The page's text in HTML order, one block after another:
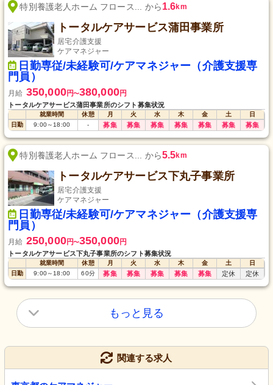
特別養護老人ホーム フロース... から1.6km
トータルケアサービス蒲田事業所
居宅介護支援
ケアマネジャー
日勤専従/未経験可/ケアマネジャー（介護支援専
門員）
月給 350,000円〜380,000円
トータルケアサービス蒲田事業所のシフト募集状況
就業時間 休憩 月 火 水 木 金 土
日
日勤
9:00～18:00 - 募集 募集 募集 募集 募集 募集 募集
特別養護老人ホーム フロース... から5.5km
トータルケアサービス下丸子事業所
居宅介護支援
ケアマネジャー
日勤専従/未経験可/ケアマネジャー（介護支援専
門員）
月給 250,000円〜350,000円
トータルケアサービス下丸子事業所のシフト募集状況
就業時間 休憩 月 火 水 木 金 土
日
日勤
9:00～18:00 60分 募集 募集 募集 募集 募集 定休 定休
もっと見る
関連する求人